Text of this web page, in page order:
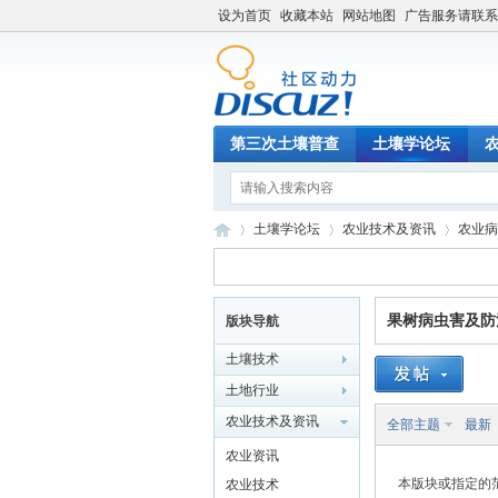
设为首页 收藏本站 网站地图 广告服务请联
第三次土壤普查 土壤学论坛
土 »
土壤学论坛 农业技术及资讯
›
农业
版块导航
土壤技术
土地行业
农业技术及资讯
农业资讯
农业技术
果树病虫害及
全部主题 最新
本版块或指定的